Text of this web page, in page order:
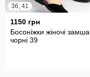
36, 41
1150 грн
Босоніжки жіночі замша
чорні 39